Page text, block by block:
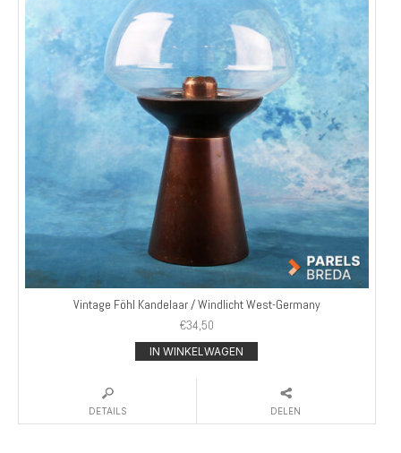
Vintage Föhl Kandelaar / Windlicht West-Germany
€34,50
IN WINKELWAGEN
DETAILS DELEN